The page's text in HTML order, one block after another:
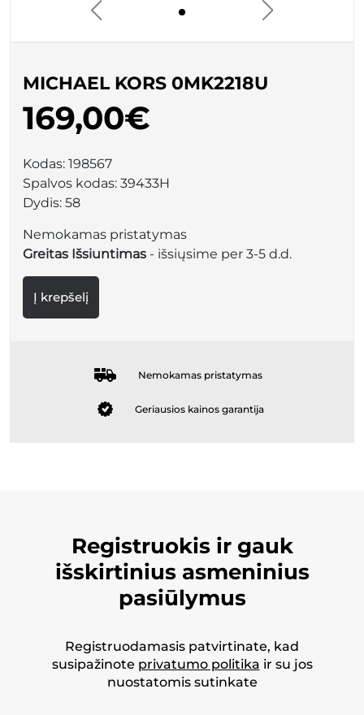
MICHAEL KORS 0MK2218U
169,00€
Kodas: 198567
Spalvos kodas: 39433H
Dydis: 58
Nemokamas pristatymas
Greitas Išsiuntimas - išsiųsime per 3-5 d.d.
Į krepšelį
Nemokamas pristatymas
Geriausios kainos garantija
Registruokis ir gauk
išskirtinius asmeninius
pasiūlymus
Registruodamasis patvirtinate, kad
susipažinote privatumo politika ir su jos
nuostatomis sutinkate